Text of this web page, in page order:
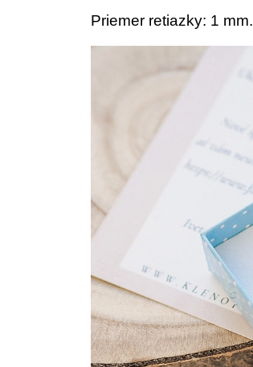
Priemer retiazky: 1 mm.